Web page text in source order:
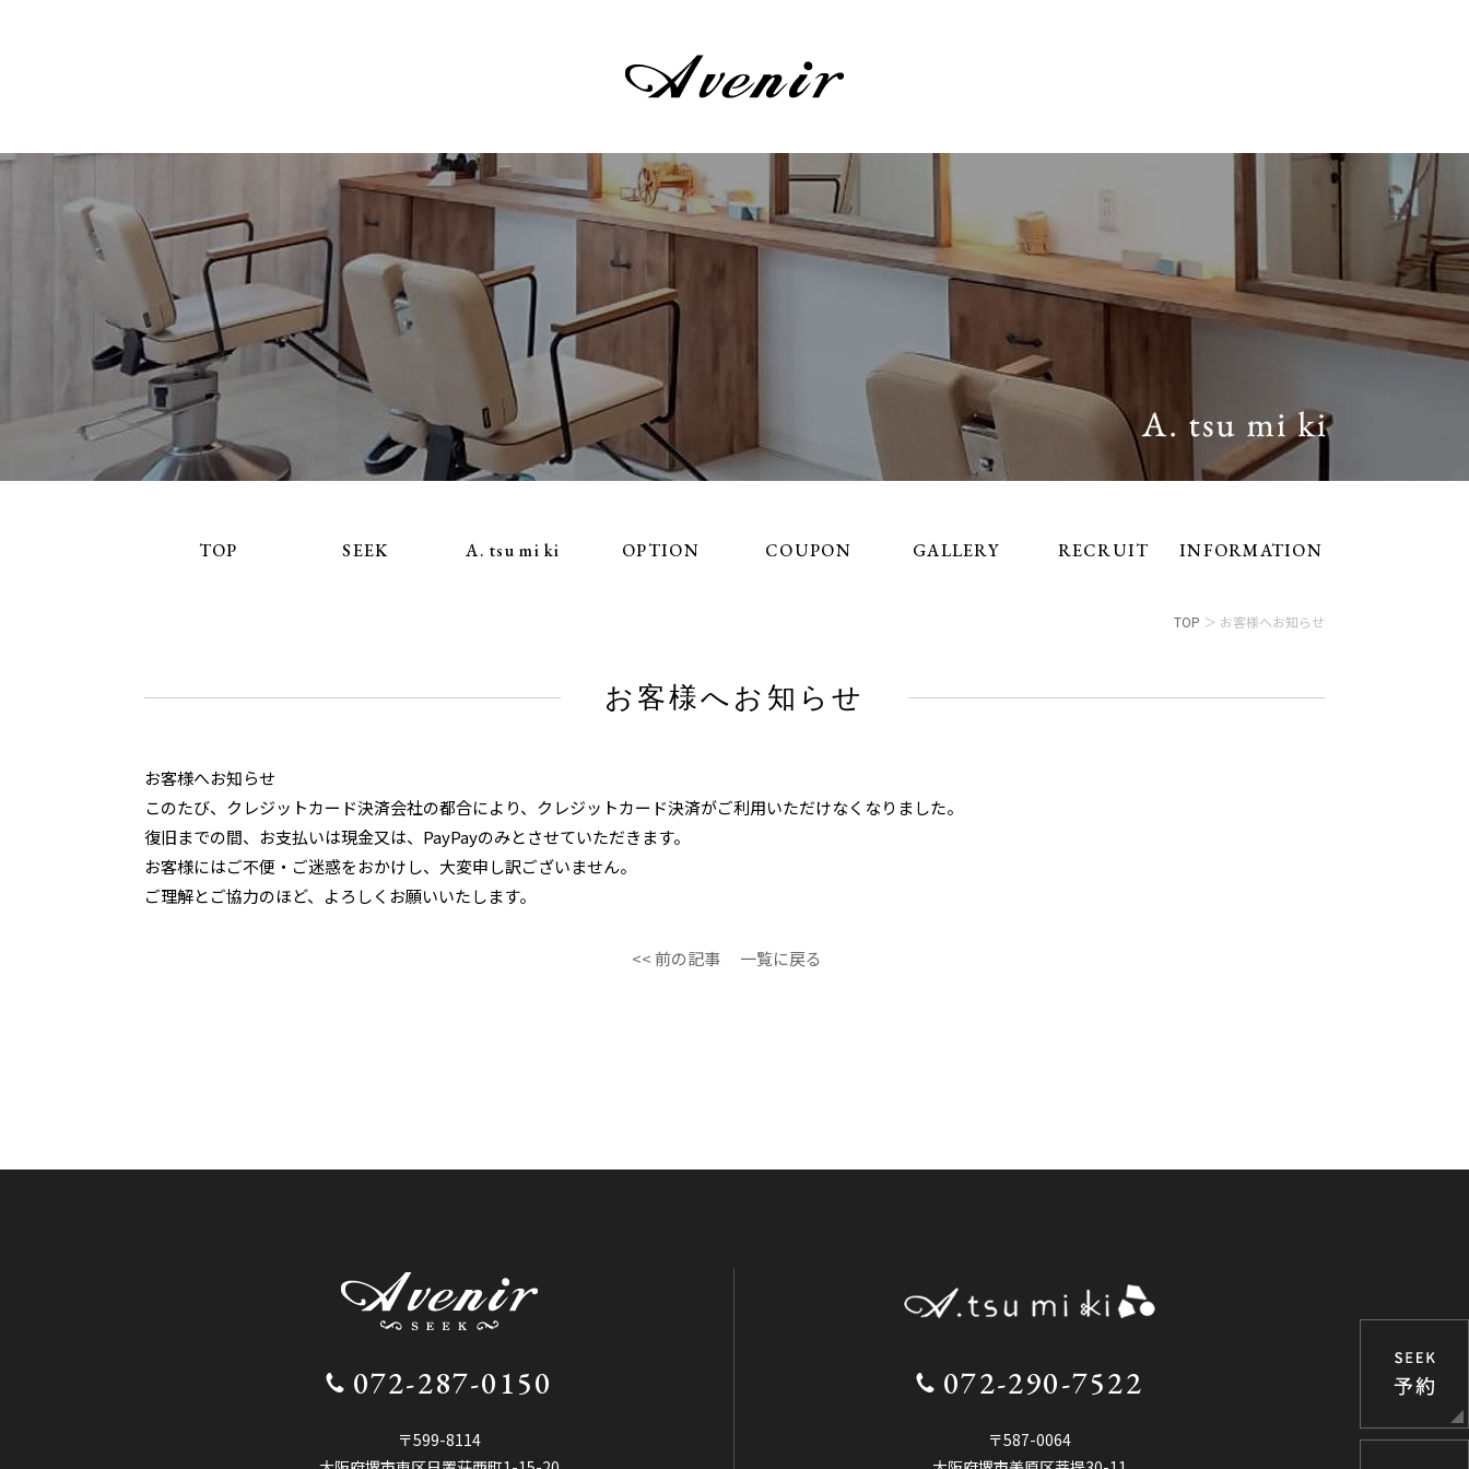
TOP SEEK A. tsu mi ki OPTION COUPON GALLERY RECRUIT INFORMATION
TOP ＞ お客様へお知らせ
お客様へお知らせ
お客様へお知らせ
このたび、クレジットカード決済会社の都合により、クレジットカード決済がご利用いただけなくなりました。
復旧までの間、お支払いは現金又は、 PayPayのみとさせていただきます。
お客様にはご不便・ご迷惑をおかけし、大変申し訳ございません。
ご理解とご協力のほど、よろしくお願いいたします。
<< 前の記事 一覧に戻る
072-287-0150
〒599-8114
072-290-7522
〒587-0064